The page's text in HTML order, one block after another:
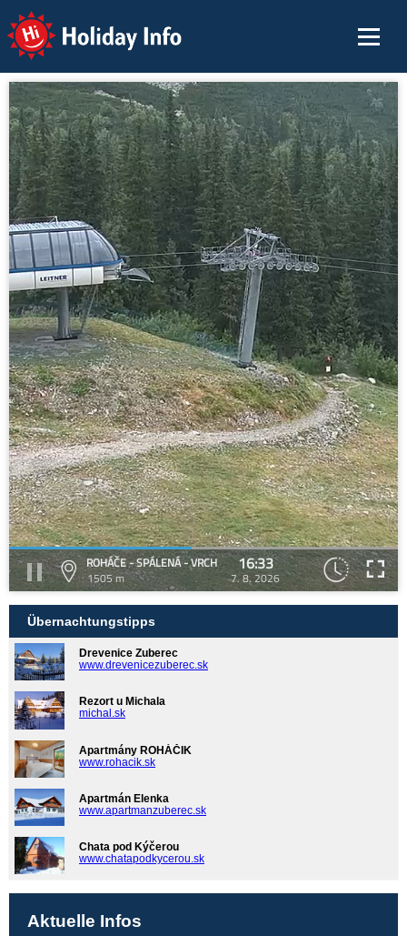
Holiday Info
ROHÁČE - SPÁLENÁ - VRCH
1505 m
16:33
7. 8. 2026
Übernachtungstipps
Drevenice Zuberec
www.drevenicezuberec.sk
Rezort u Michala
michal.sk
Apartmány ROHÁČIK
www.rohacik.sk
Apartmán Elenka
www.apartmanzuberec.sk
Chata pod Kýčerou
www.chatapodkycerou.sk
Aktuelle Infos